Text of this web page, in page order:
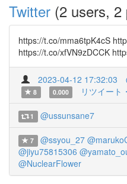
Twitter (2 users,
https://t.co/mma6tpK4cS
https://t.co/xfVN9zDCCK
2023-04-12 17:32:03
8
0.000 リツイート
1 @ussunsane7
7 @ssyou_27
@jiyu75815306
@NuclearFlower